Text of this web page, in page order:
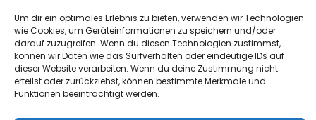
Um dir ein optimales Erlebnis zu bieten, verwenden wir Technologien
wie Cookies, um Geräteinformationen zu speichern und/oder
darauf zuzugreifen. Wenn du diesen Technologien zustimmst,
können wir Daten wie das Surfverhalten oder eindeutige IDs auf
dieser Website verarbeiten. Wenn du deine Zustimmung nicht
erteilst oder zurückziehst, können bestimmte Merkmale und
Funktionen beeinträchtigt werden.